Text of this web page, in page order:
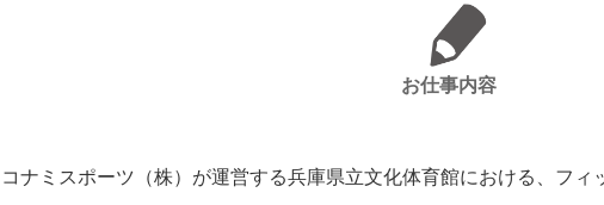
お仕事内容
コナミスポーツ（株）が運営する兵庫県立文化体育館における、フ